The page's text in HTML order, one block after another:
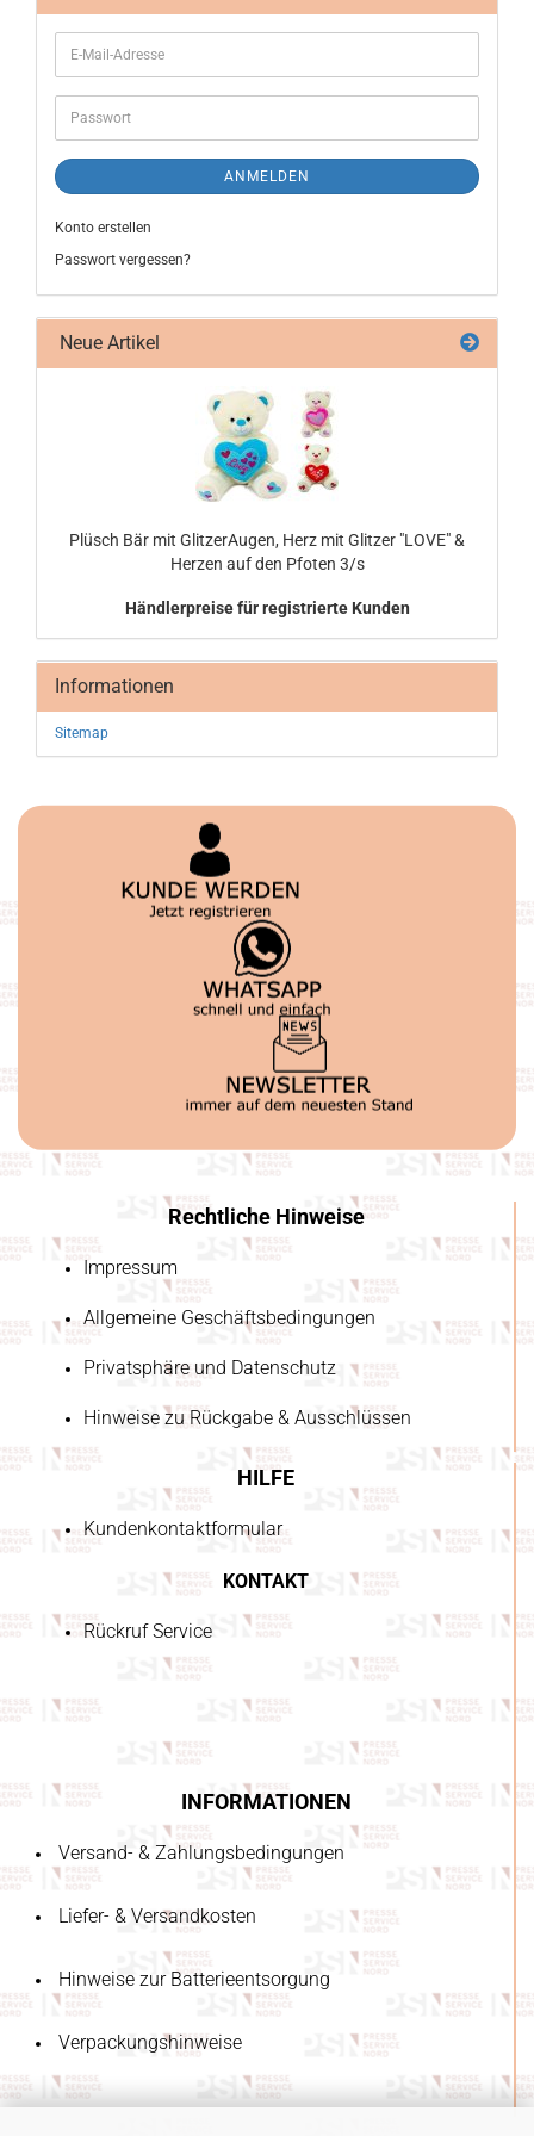
ANMELDEN
Konto erstellen
Passwort vergessen?
Neue Artikel
Plüsch Bär mit Glit­zer­Au­gen, Herz mit Glit­zer "LOVE" &
Her­zen auf den Pfo­ten 3/s
Händlerpreise für registrierte Kunden
Informationen
Sitemap
Rechtliche Hinweise
Impressum
Allgemeine Geschäftsbedingungen
Privatsphäre und Datenschutz
Hinweise zu Rückgabe & Ausschlüssen
HILFE
Kundenkontaktformular
KONTAKT
Rückruf Service
INFORMATIONEN
Versand- & Zahlungsbedingungen
Liefer- & Versandkosten
Hinweise zur Batterieentsorgung
Verpackungshinweise